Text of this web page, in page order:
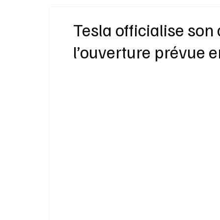
Bien-Être Beauté Mode Maison
Tesla officialise
l’ouverture prévue